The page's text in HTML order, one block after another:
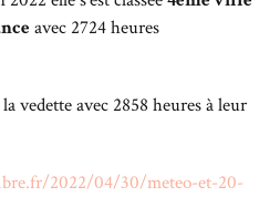
avec 2724 heures
vedette avec 2858 heures à leur
2022/04/30/meteo-et-20-